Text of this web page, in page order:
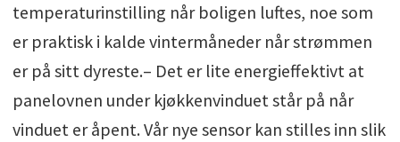
temperaturinstilling når boligen luftes, noe som
er praktisk i kalde vintermåneder når strømmen
er på sitt dyreste.– Det er lite energieffektivt at
panelovnen under kjøkkenvinduet står på når
vinduet er åpent. Vår nye sensor kan stilles inn slik